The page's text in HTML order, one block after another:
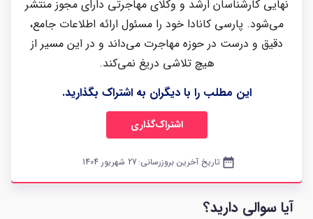
نهایی کارشناسان ارشد و وکلای مهاجرتی دارای مجوز منتشر
می‌شود. پارسی کانادا خود را مسئول ارائه اطلاعات جامع،
دقیق و درست در حوزه مهاجرت می‌داند و در این مسیر از
هیچ تلاشی دریغ نمی‌کند.
این مطلب را با دیگران به اشتراک بگذارید.
اشتراک‌گذاری
date_range تاریخ آخرین بروزرسانی: 27 شهریور 1404
آیا سوالی دارید؟